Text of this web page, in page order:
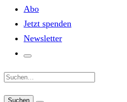
Abo
Jetzt spenden
Newsletter
Suche: